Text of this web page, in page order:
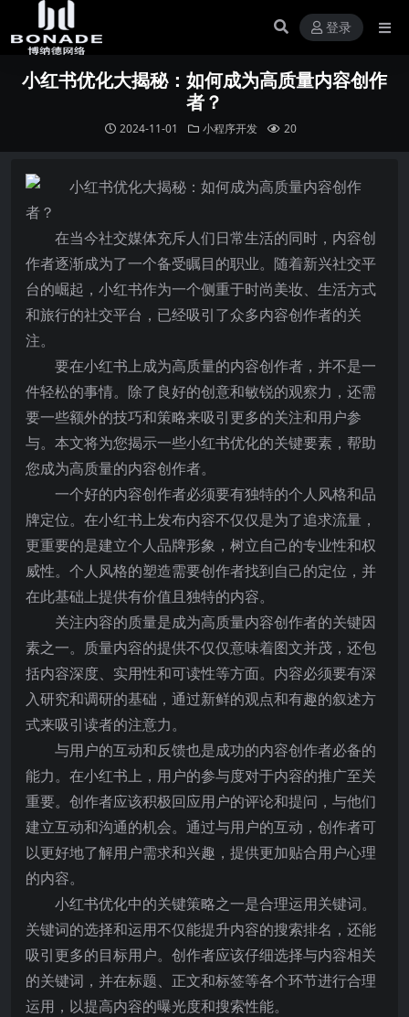
登录
小红书优化大揭秘：如何成为高质量内容创作
者？
2024-11-01 小程序开发 20
在当今社交媒体充斥人们日常生活的同时，内容创
作者逐渐成为了一个备受瞩目的职业。随着新兴社交平
台的崛起，小红书作为一个侧重于时尚美妆、生活方式
和旅行的社交平台，已经吸引了众多内容创作者的关
注。
要在小红书上成为高质量的内容创作者，并不是一
件轻松的事情。除了良好的创意和敏锐的观察力，还需
要一些额外的技巧和策略来吸引更多的关注和用户参
与。本文将为您揭示一些小红书优化的关键要素，帮助
您成为高质量的内容创作者。
一个好的内容创作者必须要有独特的个人风格和品
牌定位。在小红书上发布内容不仅仅是为了追求流量，
更重要的是建立个人品牌形象，树立自己的专业性和权
威性。个人风格的塑造需要创作者找到自己的定位，并
在此基础上提供有价值且独特的内容。
关注内容的质量是成为高质量内容创作者的关键因
素之一。质量内容的提供不仅仅意味着图文并茂，还包
括内容深度、实用性和可读性等方面。内容必须要有深
入研究和调研的基础，通过新鲜的观点和有趣的叙述方
式来吸引读者的注意力。
与用户的互动和反馈也是成功的内容创作者必备的
能力。在小红书上，用户的参与度对于内容的推广至关
重要。创作者应该积极回应用户的评论和提问，与他们
建立互动和沟通的机会。通过与用户的互动，创作者可
以更好地了解用户需求和兴趣，提供更加贴合用户心理
的内容。
小红书优化中的关键策略之一是合理运用关键词。
关键词的选择和运用不仅能提升内容的搜索排名，还能
吸引更多的目标用户。创作者应该仔细选择与内容相关
的关键词，并在标题、正文和标签等各个环节进行合理
运用，以提高内容的曝光度和搜索性能。